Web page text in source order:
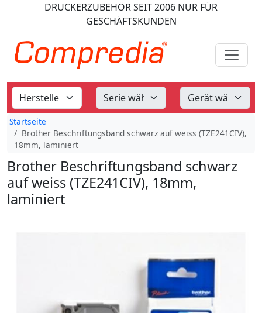
DRUCKERZUBEHÖRSEIT 2006 NUR FÜR
GESCHÄFTSKUNDEN
Startseite
Brother Beschriftungsband schwarz auf weiss (TZE241CIV),
18mm, laminiert
Brother Beschriftungsband schwarz
auf weiss (TZE241CIV), 18mm,
laminiert